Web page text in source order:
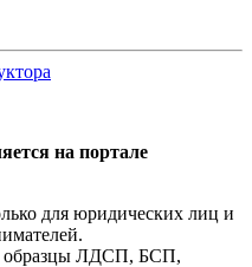
на портале
для юридических лиц и
образцы ЛДСП, БСП,